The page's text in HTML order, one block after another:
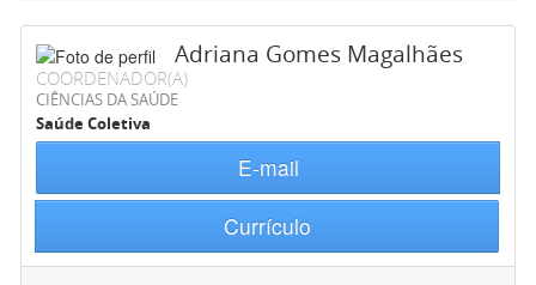
Adriana Gomes Magalhães
COORDENADOR(A)
CIÊNCIAS DA SAÚDE
Saúde Coletiva
E-mail
Currículo